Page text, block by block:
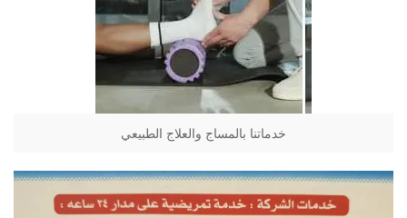
خدماتنا بالمساج والعلاج الطبيعي